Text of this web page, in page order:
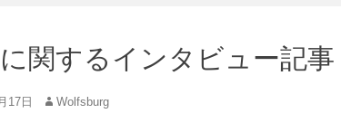
関するインタビュー記事
17日
投 Wolfsburg